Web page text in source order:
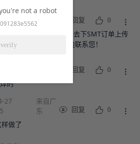
来自广东 回复 0
订单，PCB下好了，去下SMT订单上传
直接匹配，详情我这边联系您！
回复 0
的
27
来自广
东
回复 0
做了
not a robot
verify